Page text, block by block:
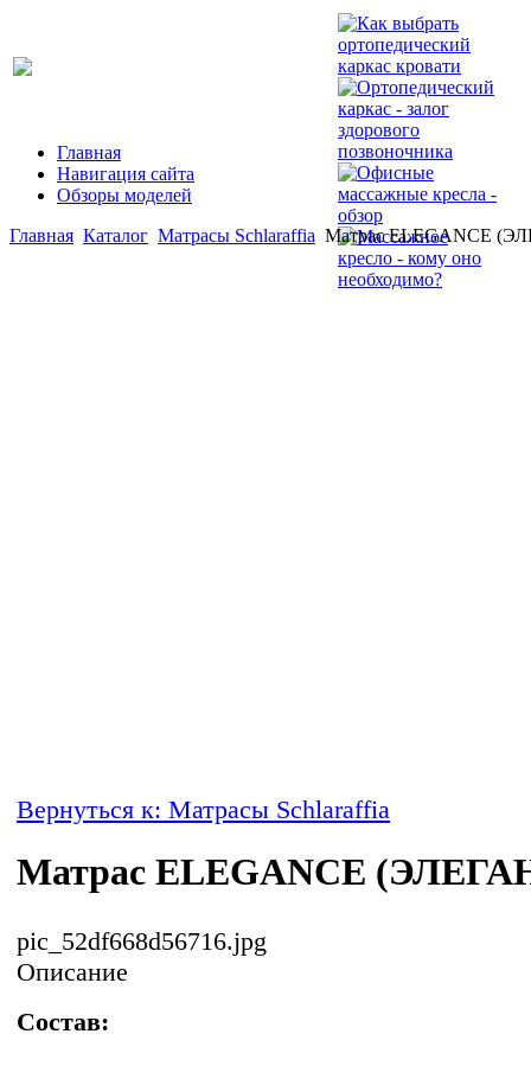
Главная
Навигация сайта
Обзоры моделей
Главная Каталог Матрасы Schlaraffia Матрас ELEGANCE
Вернуться к: Матрасы Schlaraffia
Матрас ELEGANCE
pic_52df668d56716.jpg
Описание
Состав: